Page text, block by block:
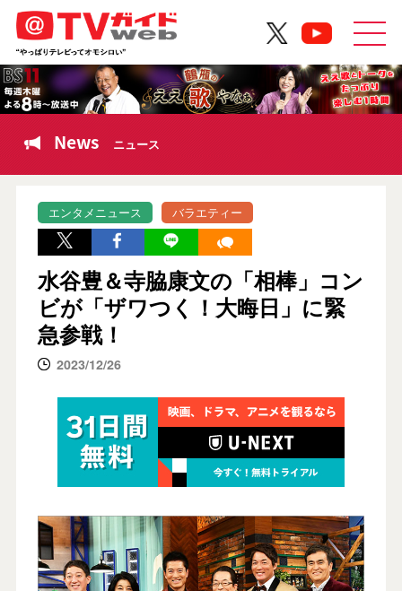
News ニュース
エンタメニュース バラエティー
水谷豊＆寺脇康文の「相棒」コン
ビが「ザワつく！大晦日」に緊
急参戦！
2023/12/26